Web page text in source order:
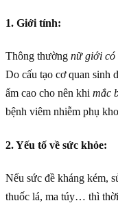
1. Giới tính:
Thông thường nữ giới có
Do cấu tạo cơ quan sinh
ẩm cao cho nên khi mắc
bệnh viêm nhiễm phụ
2. Yếu tố về sức khỏe:
Nếu sức đề kháng kém,
thuốc lá, ma túy… thì thời